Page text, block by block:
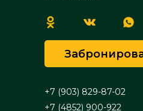
+7 (4852) 900-922
+7 (903) 829-87-02